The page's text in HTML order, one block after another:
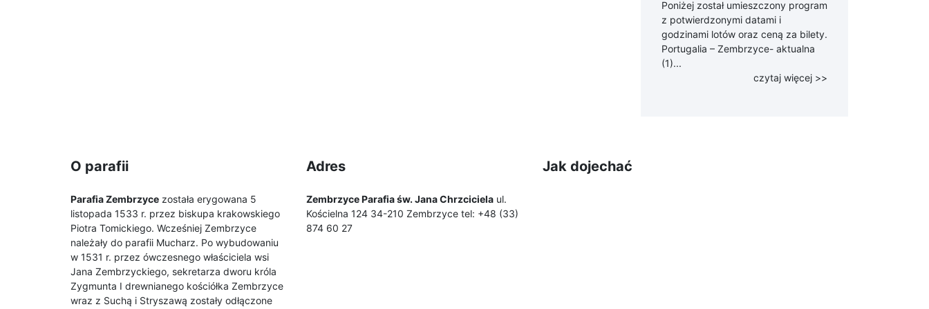
Poniżej został umieszczony program
z potwierdzonymi datami i
godzinami lotów oraz ceną za bilety.
Portugalia – Zembrzyce- aktualna
(1)...
czytaj więcej >>
O parafii
Parafia Zembrzyce została erygowana 5
listopada 1533 r. przez biskupa krakowskiego
Piotra Tomickiego. Wcześniej Zembrzyce
należały do parafii Mucharz. Po wybudowaniu
w 1531 r. przez ówczesnego właściciela wsi
Jana Zembrzyckiego, sekretarza dworu króla
Zygmunta I drewnianego kościółka Zembrzyce
wraz z Suchą i Stryszawą zostały odłączone
Adres
Zembrzyce Parafia św. Jana Chrzciciela ul.
Kościelna 124 34-210 Zembrzyce tel: +48 (33)
874 60 27
Jak dojechać